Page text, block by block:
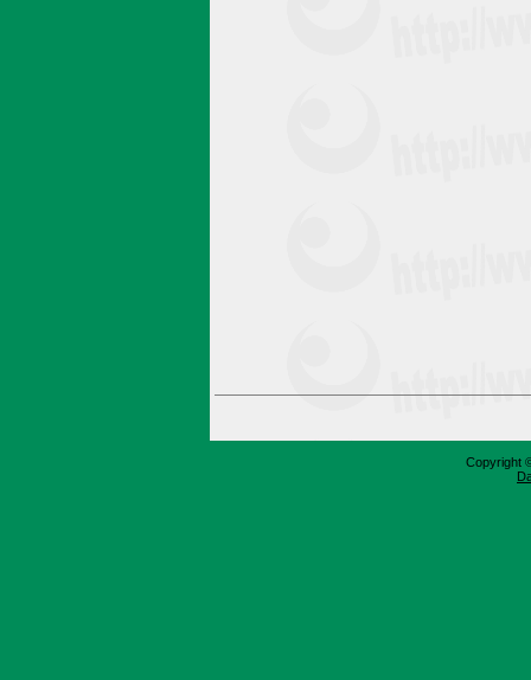
Copyright